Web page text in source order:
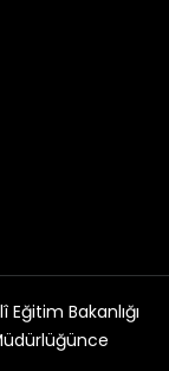
Bakanlığı